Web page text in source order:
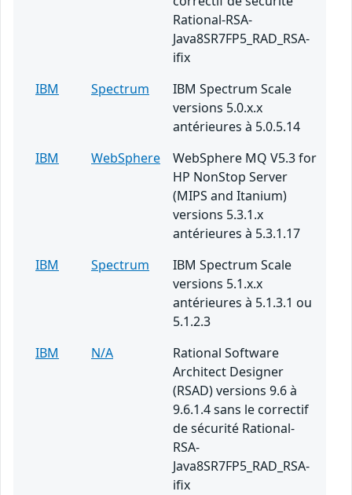
Rational-RSA-
Java8SR7FP5_RAD_RSA-
ifix
IBM
Spectrum
IBM Spectrum Scale
versions 5.0.x.x
antérieures à 5.0.5.14
IBM
WebSphere
WebSphere MQ V5.3 for
HP NonStop Server
(MIPS and Itanium)
versions 5.3.1.x
antérieures à 5.3.1.17
IBM
Spectrum
IBM Spectrum Scale
versions 5.1.x.x
antérieures à 5.1.3.1 ou
5.1.2.3
IBM
N/A
Rational Software
Architect Designer
(RSAD) versions 9.6 à
9.6.1.4 sans le correctif
de sécurité Rational-
RSA-
Java8SR7FP5_RAD_RSA-
ifix